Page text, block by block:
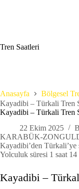
to
content
Tren Saatleri
Anasayfa
Bölgesel
Kayadibi – Türkali Tren
Kayadibi – Türkali Tren
22 Ekim 2025
KARABÜK-
Kayadibi’den Türkali’ye
Yolculuk süresi 1 saat
Kayadibi –